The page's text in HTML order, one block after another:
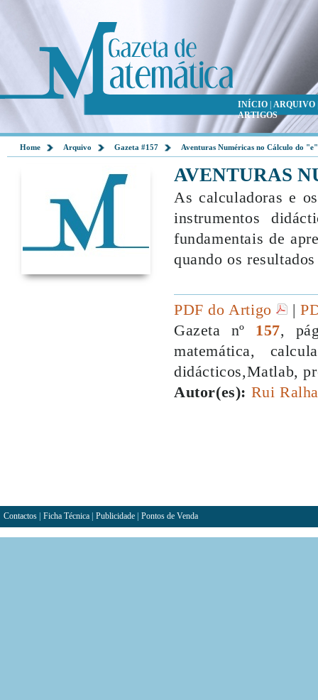
INÍCIO ARQUIVO
ARTIGOS
Home Arquivo Gazeta #157 Aventuras Numéricas no Cálculo do "e"
AVENTURAS
As calculadoras e
instrumentos
fundamentais de
quando os
PDF do Artigo |
Gazeta nº 157,
matemática,
didácticos,Matlab,
Autor(es): Rui
Contactos Ficha Técnica Publicidade Pontos de Venda